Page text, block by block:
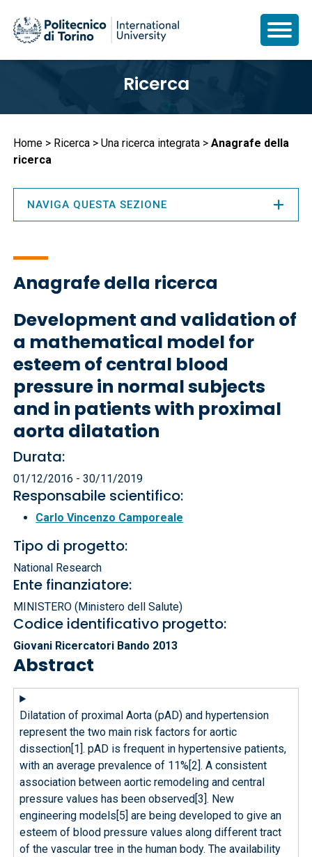
principale
Ricerca
Briciole
di
pane
Home Ricerca Una ricerca integrata
Anagrafe della
ricerca
Anagrafe della ricerca
Development and validation of
a mathematical model for
esteem of central blood
pressure in normal subjects
and in patients with proximal
aorta dilatation
Durata:
01/12/2016 - 30/11/2019
Responsabile scientifico:
Carlo Vincenzo Camporeale
Tipo di progetto:
National Research
Ente finanziatore:
MINISTERO (Ministero dell Salute)
Codice identificativo progetto:
Giovani Ricercatori Bando 2013
Abstract
Dilatation of proximal Aorta (pAD) and hypertension
represent the two main risk factors for aortic
dissection[1]. pAD is frequent in hypertensive patients,
with an average prevalence of 11%[2]. A consistent
association between aortic remodeling and central
pressure values has been observed[3]. New
engineering models[5] are being developed to give an
esteem of blood pressure values along different tract
of the vascular tree in the human body. The availability
NAVIGA QUESTA SEZIONE